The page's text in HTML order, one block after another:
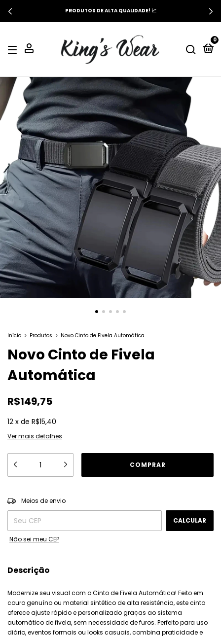
PRODUTOS DE ALTA QUALIDADE! 📈
0
Início > Produtos > Novo Cinto de Fivela Automática
Novo Cinto de Fivela
Automática
R$149,75
12 x de R$15,40
Ver mais detalhes
Entregas para o CEP:
Meios de envio
CALCULAR
Não sei meu CEP
Descrição
Modernize seu visual com o Cinto de Fivela Automática! Feito em
couro genuíno ou material sintético de alta resistência, este cinto
oferece ajuste rápido e personalizado graças ao sistema
automático de fivela, sem necessidade de furos. Perfeito para uso
diário, eventos formais ou looks casuais, combina praticidade e